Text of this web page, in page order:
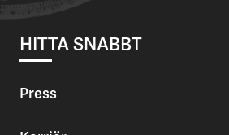
HITTA SNABBT
Press